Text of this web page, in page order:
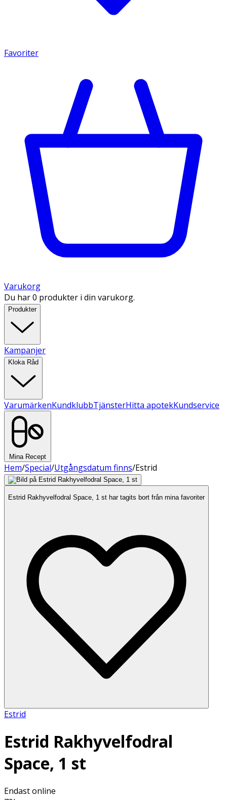
Favoriter
Varukorg
Du har 0 produkter i din varukorg.
Produkter
Kampanjer
Kloka Råd
VarumärkenKundklubbTjänsterHitta apotekKundservice
Mina Recept
Hem/Special/Utgångsdatum finns/Estrid
Estrid Rakhyvelfodral Space, 1 st har tagits bort från mina favoriter
Estrid
Estrid Rakhyvelfodral
Space, 1 st
Endast online